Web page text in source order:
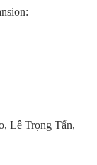
Lê Trọng Tấn,